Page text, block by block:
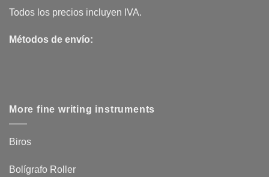
Todos los precios incluyen IVA.
Métodos de envío:
More fine writing instruments
Biros
Bolígrafo Roller